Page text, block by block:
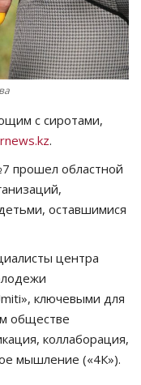
с сиротами,
.
прошел областной
оставшимися
центра
ключевыми для
обществе
коллаборация,
мышление («4К»).